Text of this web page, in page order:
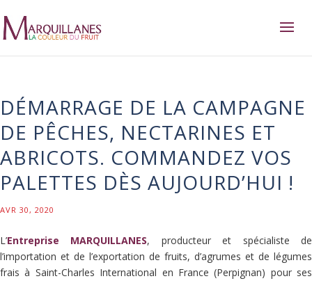
DÉMARRAGE DE LA CAMPAGNE
DE PÊCHES, NECTARINES ET
ABRICOTS. COMMANDEZ VOS
PALETTES DÈS AUJOURD’HUI !
AVR 30, 2020
L’Entreprise MARQUILLANES, producteur et spécialiste de
l’importation et de l’exportation de fruits, d’agrumes et de légumes
frais à Saint-Charles International en France (Perpignan) pour ses